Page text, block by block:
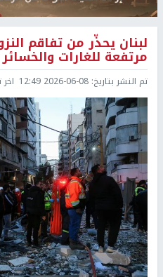
لبنان يحذّر من تفاقم
مرتفعة للغارات والخسائر
تم النشر بتاريخ: 2026-06-08 12:49